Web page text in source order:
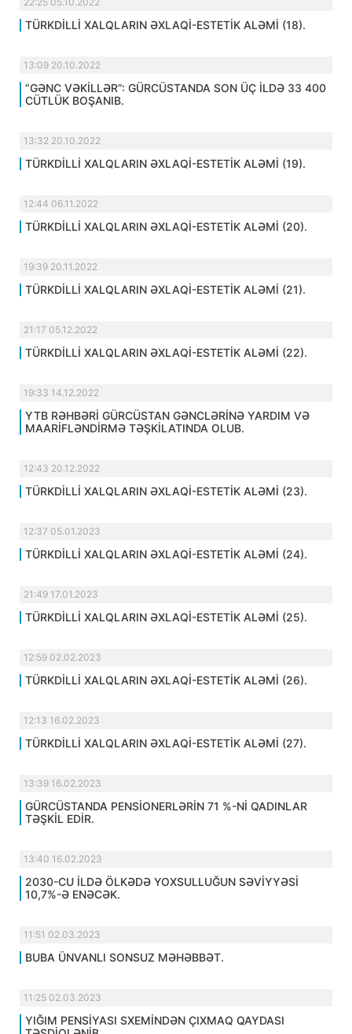
TÜRKDİLLİ XALQLARIN ƏXLAQİ-ESTETİK ALƏMİ (18).
13:09 20.10.2022
“GƏNC VƏKİLLƏR”: GÜRCÜSTANDA SON ÜÇ İLDƏ 33 400
CÜTLÜK BOŞANIB.
13:32 20.10.2022
TÜRKDİLLİ XALQLARIN ƏXLAQİ-ESTETİK ALƏMİ (19).
12:44 06.11.2022
TÜRKDİLLİ XALQLARIN ƏXLAQİ-ESTETİK ALƏMİ (20).
19:39 20.11.2022
TÜRKDİLLİ XALQLARIN ƏXLAQİ-ESTETİK ALƏMİ (21).
21:17 05.12.2022
TÜRKDİLLİ XALQLARIN ƏXLAQİ-ESTETİK ALƏMİ (22).
19:33 14.12.2022
YTB RƏHBƏRİ GÜRCÜSTAN GƏNCLƏRİNƏ YARDIM VƏ
MAARİFLƏNDİRMƏ TƏŞKİLATINDA OLUB.
12:43 20.12.2022
TÜRKDİLLİ XALQLARIN ƏXLAQİ-ESTETİK ALƏMİ (23).
12:37 05.01.2023
TÜRKDİLLİ XALQLARIN ƏXLAQİ-ESTETİK ALƏMİ (24).
21:49 17.01.2023
TÜRKDİLLİ XALQLARIN ƏXLAQİ-ESTETİK ALƏMİ (25).
12:59 02.02.2023
TÜRKDİLLİ XALQLARIN ƏXLAQİ-ESTETİK ALƏMİ (26).
12:13 16.02.2023
TÜRKDİLLİ XALQLARIN ƏXLAQİ-ESTETİK ALƏMİ (27).
13:39 16.02.2023
GÜRCÜSTANDA PENSİONERLƏRİN 71 %-Nİ QADINLAR
TƏŞKİL EDİR.
13:40 16.02.2023
2030-CU İLDƏ ÖLKƏDƏ YOXSULLUĞUN SƏVİYYƏSİ
10,7%-Ə ENƏCƏK.
11:51 02.03.2023
BUBA ÜNVANLI SONSUZ MƏHƏBBƏT.
11:25 02.03.2023
YIĞIM PENSİYASI SXEMİNDƏN ÇIXMAQ QAYDASI